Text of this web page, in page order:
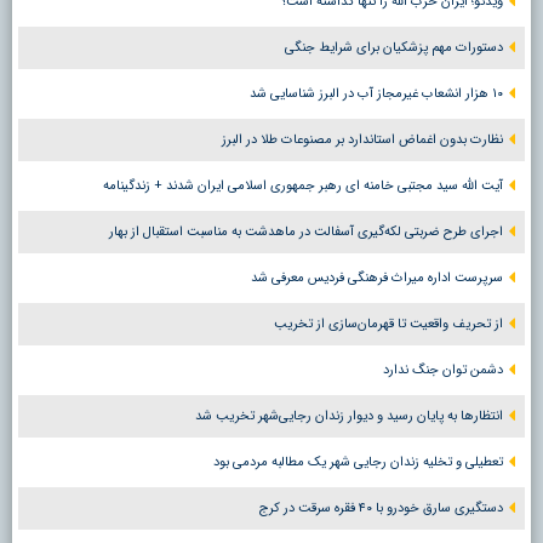
دستورات مهم پزشکیان برای شرایط جنگی
۱۰ هزار انشعاب غیرمجاز آب در البرز شناسایی شد
نظارت بدون اغماض استاندارد بر مصنوعات طلا در البرز
آیت الله سید مجتبی خامنه ای رهبر جمهوری اسلامی ایران شدند + زندگینامه
اجرای طرح ضربتی لکه‌گیری آسفالت در ماهدشت به مناسبت استقبال از بهار
سرپرست اداره میراث فرهنگی فردیس معرفی شد
از تحریف واقعیت تا قهرمان‌سازی از تخریب
دشمن توان جنگ ندارد
انتظارها به پایان رسید و دیوار زندان رجایی‌شهر تخریب شد
تعطیلی و تخلیه زندان رجایی شهر یک مطالبه مردمی بود
دستگیری سارق خودرو با ۴۰ فقره سرقت در کرج